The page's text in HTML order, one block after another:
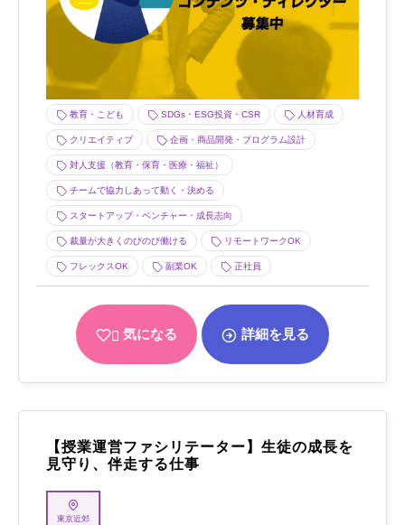
教育・こども SDGs・ESG投資・CSR 人材育成
クリエイティブ 企画・商品開発・プログラム設計
対人支援（教育・保育・医療・福祉）
チームで協力しあって動く・決める
スタートアップ・ベンチャー・成長志向
裁量が大きくのびのび働ける リモートワークOK
フレックスOK 副業OK 正社員
気になる 詳細を見る
【授業運営ファシリテーター】生徒の成長を
見守り、伴走する仕事
東京近郊